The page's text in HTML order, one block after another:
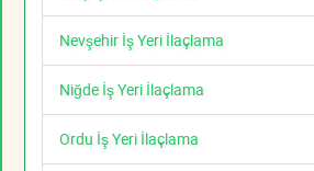
Nevşehir İş Yeri İlaçlama
Niğde İş Yeri İlaçlama
Ordu İş Yeri İlaçlama